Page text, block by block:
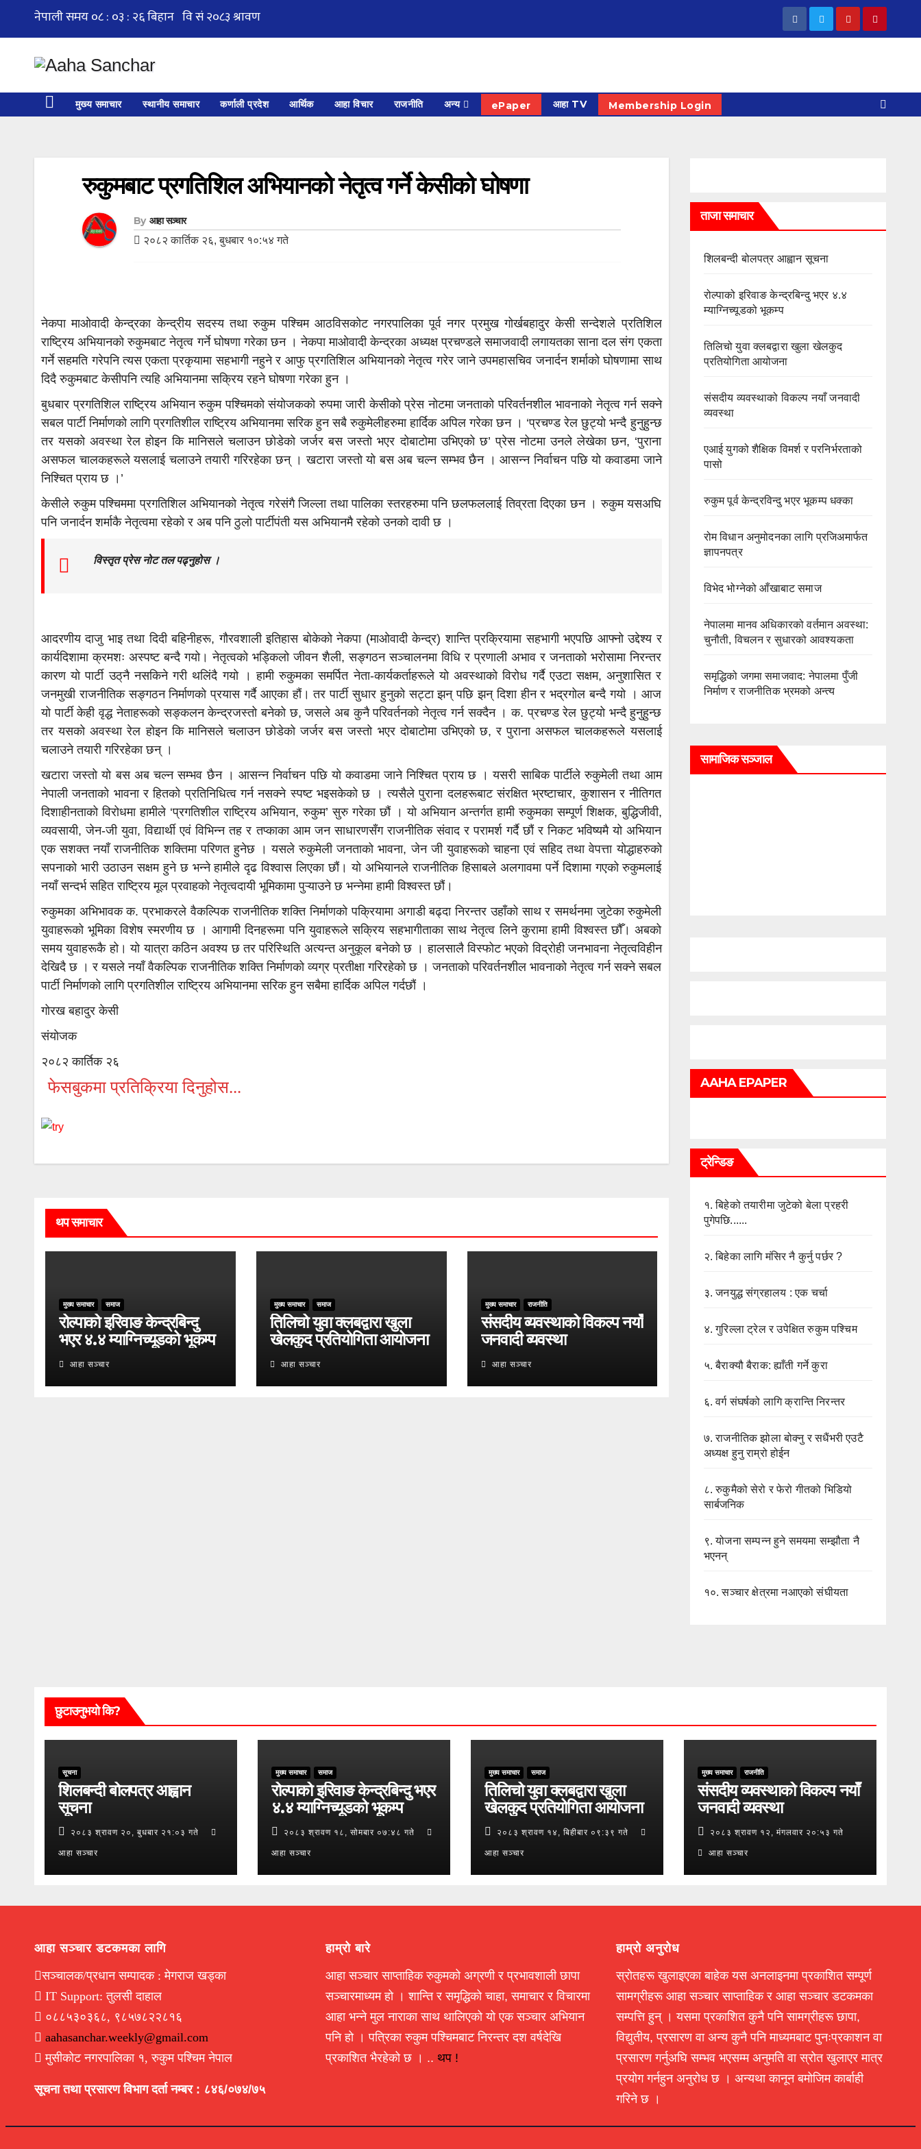
मुख्य समाचार स्थानीय समाचार कर्णाली प्रदेश आर्थिक आहा विचार राजनीति अन्य ePaper आहा TV Membership Login
रुकुमबाट प्रगतिशिल अभियानको नेतृत्व गर्ने केसीको घोषणा
By आहा सञ्चार
२०८२ कार्तिक २६, बुधबार १०:५४ गते
नेकपा माओवादी केन्द्रका केन्द्रीय सदस्य तथा रुकुम पश्चिम आठविसकोट नगरपालिका पूर्व नगर प्रमुख गोर्खबहादुर केसी सन्देशले प्रतिशिल
राष्ट्रिय अभियानको रुकुमबाट नेतृत्व गर्ने घोषणा गरेका छन । नेकपा माओवादी केन्द्रका अध्यक्ष प्रचण्डले समाजवादी लगायतका साना दल संग एकता
गर्ने सहमति गरेपनि त्यस एकता प्रकृयामा सहभागी नहुने र आफु प्रगतिशिल अभियानको नेतृत्व गरेर जाने उपमहासचिव जनार्दन शर्माको घोषणामा साथ
दिदै रुकुमबाट केसीपनि त्यहि अभियानमा सक्रिय रहने घोषणा गरेका हुन ।
बुधबार प्रगतिशिल राष्ट्रिय अभियान रुकुम पश्चिमको संयोजकको रुपमा जारी केसीको प्रेस नोटमा जनताको परिवर्तनशील भावनाको नेतृत्व गर्न सक्ने
सबल पार्टी निर्माणको लागि प्रगतिशील राष्ट्रिय अभियानमा सरिक हुन सबै रुकुमेलीहरुमा हार्दिक अपिल गरेका छन । ‘प्रचण्ड रेल छुट्यो भन्दै हुनुहुन्छ
तर यसको अवस्था रेल होइन कि मानिसले चलाउन छोडेको जर्जर बस जस्तो भएर दोबाटोमा उभिएको छ’ प्रेस नोटमा उनले लेखेका छन, ‘पुराना
असफल चालकहरूले यसलाई चलाउने तयारी गरिरहेका छन् । खटारा जस्तो यो बस अब चल्न सम्भव छैन । आसन्न निर्वाचन पछि यो कवाडमा जाने
निश्चित प्राय छ ।’
केसीले रुकुम पश्चिममा प्रगतिशिल अभियानको नेतृत्व गरेसंगै जिल्ला तथा पालिका स्तरहरुमा पनि छलफललाई तिव्रता दिएका छन । रुकुम यसअघि
पनि जनार्दन शर्माकै नेतृत्वमा रहेको र अब पनि ठुलो पार्टीपंती यस अभियानमै रहेको उनको दावी छ ।
विस्तृत प्रेस नोट तल पढ्नुहोस ।
आदरणीय दाजु भाइ तथा दिदी बहिनीहरू, गौरवशाली इतिहास बोकेको नेकपा (माओवादी केन्द्र) शान्ति प्रक्रियामा सहभागी भएपछि आफ्नो उद्देश्य र
कार्यदिशामा क्रमशः अस्पष्ट बन्दै गयो। नेतृत्वको भड्किलो जीवन शैली, सङ्गठन सञ्चालनमा विधि र प्रणाली अभाव र जनताको भरोसामा निरन्तर
कारण यो पार्टी उठ्‌नै नसकिने गरी थलिंदै गयो । हामी रुकुमका समर्पित नेता-कार्यकर्ताहरूले यो अवस्थाको विरोध गर्दै एउटा सक्षम, अनुशासित र
जनमुखी राजनीतिक सङ्गठन निर्माणको प्रयास गर्दै आएका हौं। तर पार्टी सुधार हुनुको सट्टा झन् पछि झन् दिशा हीन र भद्रगोल बन्दै गयो । आज
यो पार्टी केही वृद्ध नेताहरूको सङ्कलन केन्द्रजस्तो बनेको छ, जसले अब कुनै परिवर्तनको नेतृत्व गर्न सक्दैन । क. प्रचण्ड रेल छुट्यो भन्दै हुनुहुन्छ
तर यसको अवस्था रेल होइन कि मानिसले चलाउन छोडेको जर्जर बस जस्तो भएर दोबाटोमा उभिएको छ, र पुराना असफल चालकहरूले यसलाई
चलाउने तयारी गरिरहेका छन् ।
खटारा जस्तो यो बस अब चल्न सम्भव छैन । आसन्न निर्वाचन पछि यो कवाडमा जाने निश्चित प्राय छ । यसरी साबिक पार्टीले रुकुमेली तथा आम
नेपाली जनताको भावना र हितको प्रतिनिधित्व गर्न नसक्ने स्पष्ट भइसकेको छ । त्यसैले पुराना दलहरूबाट संरक्षित भ्रष्टाचार, कुशासन र नीतिगत
दिशाहीनताको विरोधमा हामीले ‘प्रगतिशील राष्ट्रिय अभियान, रुकुम’ सुरु गरेका छौं । यो अभियान अन्तर्गत हामी रुकुमका सम्पूर्ण शिक्षक, बुद्धिजीवी,
व्यवसायी, जेन-जी युवा, विद्यार्थी एवं विभिन्न तह र तप्काका आम जन साधारणसँग राजनीतिक संवाद र परामर्श गर्दै छौं र निकट भविष्यमै यो अभियान
एक सशक्त नयाँ राजनीतिक शक्तिमा परिणत हुनेछ । यसले रुकुमेली जनताको भावना, जेन जी युवाहरूको चाहना एवं सहिद तथा वेपत्ता योद्धाहरुको
सपनाको भारी उठाउन सक्षम हुने छ भन्ने हामीले दृढ विश्वास लिएका छौं। यो अभियानले राजनीतिक हिसाबले अलगावमा पर्ने दिशामा गएको रुकुमलाई
नयाँ सन्दर्भ सहित राष्ट्रिय मूल प्रवाहको नेतृत्वदायी भूमिकामा पुऱ्याउने छ भन्नेमा हामी विश्वस्त छौं।
रुकुमका अभिभावक क. प्रभाकरले वैकल्पिक राजनीतिक शक्ति निर्माणको पक्रियामा अगाडी बढ्दा निरन्तर उहाँको साथ र समर्थनमा जुटेका रुकुमेली
युवाहरूको भूमिका विशेष स्मरणीय छ । आगामी दिनहरूमा पनि युवाहरूले सक्रिय सहभागीताका साथ नेतृत्व लिने कुरामा हामी विश्वस्त छौँ। अबको
समय युवाहरूकै हो। यो यात्रा कठिन अवश्य छ तर परिस्थिति अत्यन्त अनुकूल बनेको छ । हालसालै विस्फोट भएको विद्रोही जनभावना नेतृत्वविहीन
देखिदै छ । र यसले नयाँ वैकल्पिक राजनीतिक शक्ति निर्माणको व्यग्र प्रतीक्षा गरिरहेको छ । जनताको परिवर्तनशील भावनाको नेतृत्व गर्न सक्ने सबल
पार्टी निर्माणको लागि प्रगतिशील राष्ट्रिय अभियानमा सरिक हुन सबैमा हार्दिक अपिल गर्दछौं ।
गोरख बहादुर केसी
संयोजक
२०८२ कार्तिक २६
फेसबुकमा प्रतिक्रिया दिनुहोस...
थप समाचार
मुख्य समाचार समाज
रोल्पाको इरिवाङ केन्द्रबिन्दु
भएर ४.४ म्याग्निच्यूडको भूकम्प
आहा सञ्चार
मुख्य समाचार समाज
तिलिचो युवा क्लबद्वारा खुला
खेलकुद प्रतियोगिता आयोजना
आहा सञ्चार
मुख्य समाचार राजनीति
संसदीय व्यवस्थाको विकल्प नयाँ
जनवादी व्यवस्था
आहा सञ्चार
ताजा समाचार
शिलबन्दी बोलपत्र आह्वान सूचना
रोल्पाको इरिवाङ केन्द्रबिन्दु भएर ४.४
म्याग्निच्यूडको भूकम्प
तिलिचो युवा क्लबद्वारा खुला खेलकुद
प्रतियोगिता आयोजना
संसदीय व्यवस्थाको विकल्प नयाँ जनवादी
व्यवस्था
एआई युगको शैक्षिक विमर्श र परनिर्भरताको
पासो
रुकुम पूर्व केन्द्रविन्दु भएर भूकम्प धक्का
रोम विधान अनुमोदनका लागि प्रजिअमार्फत
ज्ञापनपत्र
विभेद भोग्नेको आँखाबाट समाज
नेपालमा मानव अधिकारको वर्तमान अवस्था:
चुनौती, विचलन र सुधारको आवश्यकता
समृद्धिको जगमा समाजवाद: नेपालमा पुँजी
निर्माण र राजनीतिक भ्रमको अन्त्य
सामाजिक सञ्जाल
AAHA EPAPER
ट्रेन्डिङ
१.बिहेको तयारीमा जुटेको बेला प्रहरी
पुगेपछि......
२.बिहेका लागि मंसिर नै कुर्नु पर्छर ?
३.जनयुद्ध संग्रहालय : एक चर्चा
४.गुरिल्ला ट्रेल र उपेक्षित रुकुम पश्चिम
५.बैराक्यौ बैराक: ह्याँती गर्ने कुरा
६.वर्ग संघर्षको लागि क्रान्ति निरन्तर
७.राजनीतिक झोला बोक्नु र सधैंभरी एउटै
अध्यक्ष हुनु राम्रो होईन
८.रुकुमैको सेरो र फेरो गीतको भिडियो
सार्बजनिक
९.योजना सम्पन्न हुने समयमा सम्झौता नै
भएनन्
१०.सञ्चार क्षेत्रमा नआएको संघीयता
छुटाउनुभयो कि?
सूचना
शिलबन्दी बोलपत्र आह्वान
सूचना
२०८३ श्रावण २०, बुधबार २१:०३ गते
आहा सञ्चार
मुख्य समाचार समाज
रोल्पाको इरिवाङ केन्द्रबिन्दु भएर
४.४ म्याग्निच्यूडको भूकम्प
२०८३ श्रावण १८, सोमबार ०७:४८ गते
आहा सञ्चार
मुख्य समाचार समाज
तिलिचो युवा क्लबद्वारा खुला
खेलकुद प्रतियोगिता आयोजना
२०८३ श्रावण १४, बिहीबार ०९:३९ गते
आहा सञ्चार
मुख्य समाचार राजनीति
संसदीय व्यवस्थाको विकल्प नयाँ
जनवादी व्यवस्था
२०८३ श्रावण १२, मंगलवार २०:५३ गते
आहा सञ्चार
आहा सञ्चार डटकमका लागि
सञ्चालक/प्रधान सम्पादक : मेगराज खड्का
IT Support: तुलसी दाहाल
०८८५३०३६८, ९८५७८२२८१६
aahasanchar.weekly@gmail.com
मुसीकोट नगरपालिका १, रुकुम पश्चिम नेपाल
सूचना तथा प्रसारण विभाग दर्ता नम्बर : ८४६/०७४/७५
हाम्रो बारे
आहा सञ्चार साप्ताहिक रुकुमको अग्रणी र प्रभावशाली छापा
सञ्चारमाध्यम हो । शान्ति र समृद्धिको चाहा, समाचार र विचारमा
आहा भन्ने मुल नाराका साथ थालिएको यो एक सञ्चार अभियान
पनि हो । पत्रिका रुकुम पश्चिमबाट निरन्तर दश वर्षदेखि
प्रकाशित भैरहेको छ । .. थप !
हाम्रो अनुरोध
स्रोतहरू खुलाइएका बाहेक यस अनलाइनमा प्रकाशित सम्पूर्ण
सामग्रीहरू आहा सञ्चार साप्ताहिक र आहा सञ्चार डटकमका
सम्पत्ति हुन् । यसमा प्रकाशित कुनै पनि सामग्रीहरू छापा,
विद्युतीय, प्रसारण वा अन्य कुनै पनि माध्यमबाट पुनःप्रकाशन वा
प्रसारण गर्नुअघि सम्भव भएसम्म अनुमति वा स्रोत खुलाएर मात्र
प्रयोग गर्नहुन अनुरोध छ । अन्यथा कानून बमोजिम कार्बाही
गरिने छ ।